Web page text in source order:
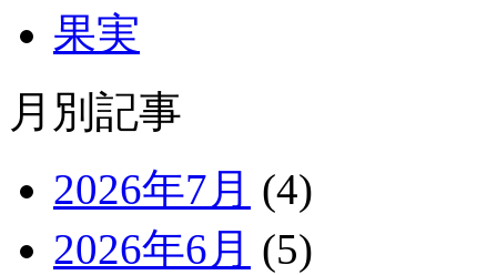
果実
月別記事
2026年7月 (4)
2026年6月 (5)